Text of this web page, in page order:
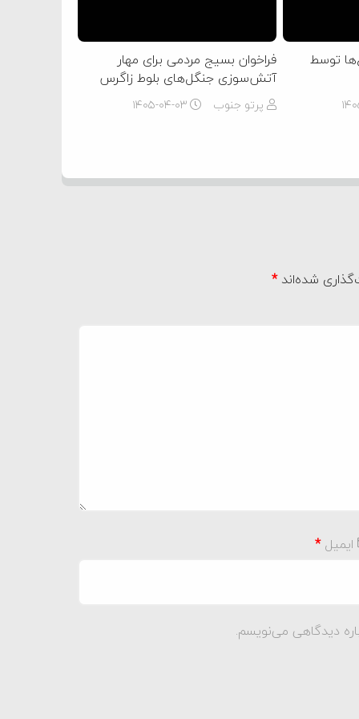
توسط
۱۶
فراخوان بسیج مردمی برای مهار
آتش‌سوزی جنگل‌های بلوط زاگرس
پرتو جنوب ۱۴۰۵-۰۴-۰۳
شده‌اند*
ایمیل*
دیدگاهی می‌نویسم.